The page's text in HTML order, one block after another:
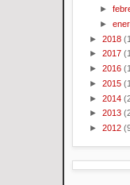
►
►
► 2018
► 2017
► 2016
► 2015
► 2014
► 2013
► 2012